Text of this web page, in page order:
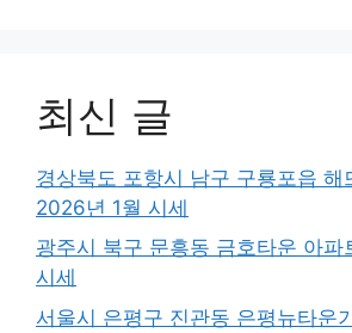
최신 글
경상북도 포항시 남구 구룡포읍 해
2026년 1월 시세
광주시 북구 문흥동 금호타운 아파
시세
서울시 은평구 진관동 은평뉴타운